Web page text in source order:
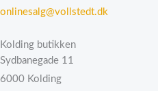
onlinesalg@vollstedt.dk
Kolding butikken
Sydbanegade 11
6000 Kolding